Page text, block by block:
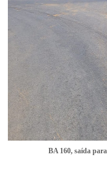
BA 160, saída